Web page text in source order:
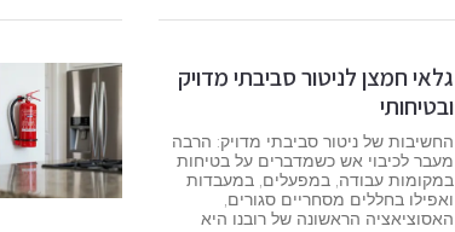
גלאי חמצן לניטור סביבתי מדויק
ובטיחותי
החשיבות של ניטור סביבתי מדויק: הרבה
מעבר לכיבוי אש כשמדברים על בטיחות
במקומות עבודה, במפעלים, במעבדות
ואפילו בחללים מסחריים סגורים,
האסוציאציה הראשונה של רובנו היא